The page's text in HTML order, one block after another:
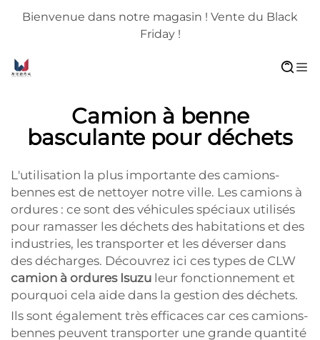
Bienvenue dans notre magasin ! Vente du Black
Friday !
Camion à benne
basculante pour déchets
L'utilisation la plus importante des camions-
bennes est de nettoyer notre ville. Les camions à
ordures : ce sont des véhicules spéciaux utilisés
pour ramasser les déchets des habitations et des
industries, les transporter et les déverser dans
des décharges. Découvrez ici ces types de CLW
camion à ordures Isuzu leur fonctionnement et
pourquoi cela aide dans la gestion des déchets.
Ils sont également très efficaces car ces camions-
bennes peuvent transporter une grande quantité